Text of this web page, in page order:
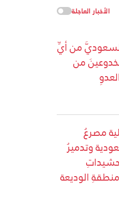
الأخبار العاجلة
السعوديَّ من أيِّ
من
مصرعُ
وتدميرُ
الوديعة